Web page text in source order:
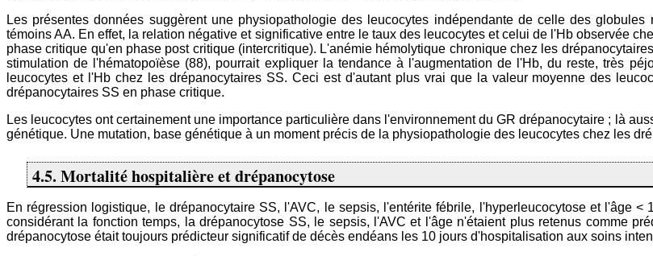
Les présentes données suggèrent une physiopathologie des leucocytes indépendante de celle des
témoins AA. En effet, la relation négative et significative entre le taux des leucocytes et celui de l'Hb observée
phase critique qu'en phase post critique (intercritique). L'anémie hémolytique chronique chez les
stimulation de l'hématopoïèse (88), pourrait expliquer la tendance à l'augmentation de l'Hb, du reste, très
leucocytes et l'Hb chez les drépanocytaires SS. Ceci est d'autant plus vrai que la valeur moyenne des
drépanocytaires SS en phase critique.
Les leucocytes ont certainement une importance particulière dans l'environnement du GR drépanocytaire ; là
génétique. Une mutation, base génétique à un moment précis de la physiopathologie des leucocytes chez les
4.5. Mortalité hospitalière et drépanocytose
En régression logistique, le drépanocytaire SS, l'AVC, le sepsis, l'entérite fébrile, l'hyperleucocytose et l'âge
considérant la fonction temps, la drépanocytose SS, le sepsis, l'AVC et l'âge n'étaient plus retenus comme
drépanocytose était toujours prédicteur significatif de décès endéans les 10 jours d'hospitalisation aux soins